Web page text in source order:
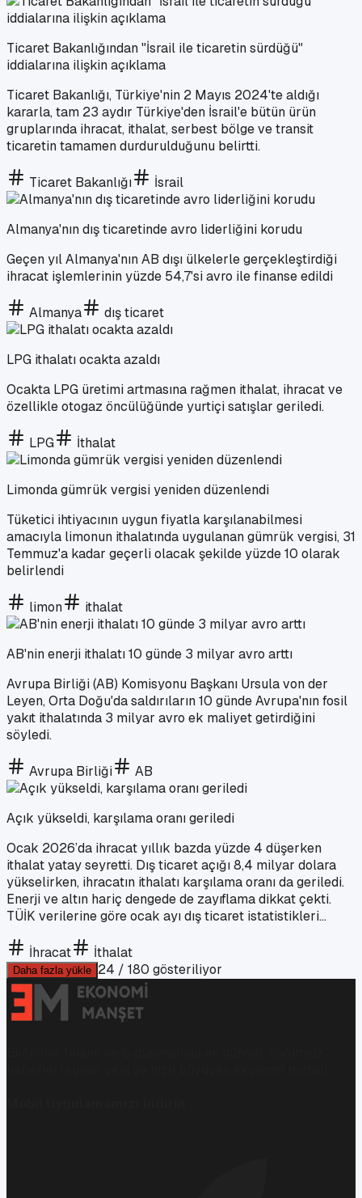
Ticaret Bakanlığından "İsrail ile ticaretin sürdüğü"
iddialarına ilişkin açıklama
Ticaret Bakanlığı, Türkiye'nin 2 Mayıs 2024'te aldığı
kararla, tam 23 aydır Türkiye'den İsrail'e bütün ürün
gruplarında ihracat, ithalat, serbest bölge ve transit
ticaretin tamamen durdurulduğunu belirtti.
Ticaret Bakanlığı İsrail
Almanya'nın dış ticaretinde avro liderliğini korudu
Geçen yıl Almanya'nın AB dışı ülkelerle gerçekleştirdiği
ihracat işlemlerinin yüzde 54,7'si avro ile finanse edildi
Almanya dış ticaret
LPG ithalatı ocakta azaldı
Ocakta LPG üretimi artmasına rağmen ithalat, ihracat ve
özellikle otogaz öncülüğünde yurtiçi satışlar geriledi.
LPG İthalat
Limonda gümrük vergisi yeniden düzenlendi
Tüketici ihtiyacının uygun fiyatla karşılanabilmesi
amacıyla limonun ithalatında uygulanan gümrük vergisi, 31
Temmuz'a kadar geçerli olacak şekilde yüzde 10 olarak
belirlendi
limon ithalat
AB'nin enerji ithalatı 10 günde 3 milyar avro arttı
Avrupa Birliği (AB) Komisyonu Başkanı Ursula von der
Leyen, Orta Doğu'da saldırıların 10 günde Avrupa'nın fosil
yakıt ithalatında 3 milyar avro ek maliyet getirdiğini
söyledi.
Avrupa Birliği AB
Açık yükseldi, karşılama oranı geriledi
Ocak 2026’da ihracat yıllık bazda yüzde 4 düşerken
ithalat yatay seyretti. Dış ticaret açığı 8,4 milyar dolara
yükselirken, ihracatın ithalatı karşılama oranı da geriledi.
Enerji ve altın hariç dengede de zayıflama dikkat çekti.
TÜİK verilerine göre ocak ayı dış ticaret istatistikleri...
İhracat İthalat
Daha fazla yükle 24 / 180 gösteriliyor